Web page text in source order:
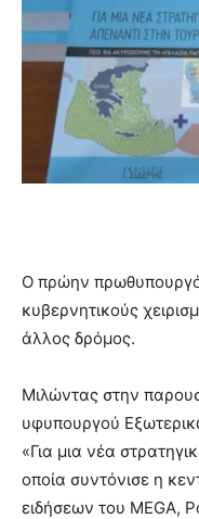
Ο πρώην
κυβερνητικούς
άλλος δρόμος.
Μιλώντας στην
υφυπουργού
«Για μια νέα
οποία συντόνισε η
ειδήσεων του MEGA,